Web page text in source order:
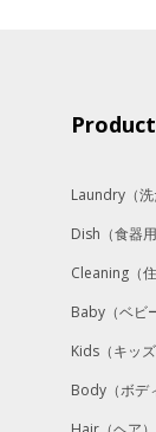
Laundry （
Dish （食器
Cleaning （
Baby （ベビ
Kids （キッズ
Body （ボデ